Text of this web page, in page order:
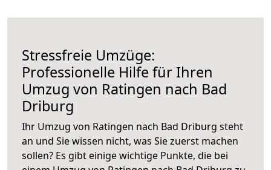
Stressfreie Umzüge:
Professionelle Hilfe für Ihren
Umzug von Ratingen nach Bad
Driburg
Ihr Umzug von Ratingen nach Bad Driburg steht
an und Sie wissen nicht, was Sie zuerst machen
sollen? Es gibt einige wichtige Punkte, die bei